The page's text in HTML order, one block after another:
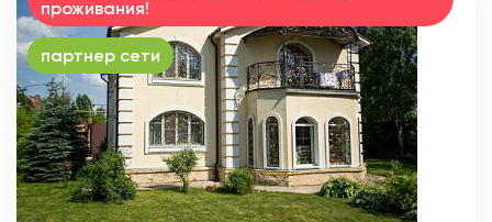
проживания!
партнер сети